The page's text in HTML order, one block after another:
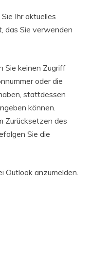
Ihr aktuelles
das Sie verwenden
Sie keinen Zugriff
oder die
stattdessen
können.
Zurücksetzen des
Sie die
Outlook anzumelden.